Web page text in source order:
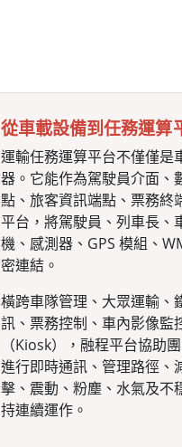
從車載設備到任務運算
運輸任務運算平台不僅僅是
器。它能作為駕駛員介面、
點、旅客資訊端點、票務終
平台，將駕駛員、列車長、
機、感測器、GPS 模組、
密連結。
橫跨車隊管理、大眾運輸、
訊、票務控制、車內影像監
（Kiosk），融程平台協助
進行即時通訊、管理路徑、
擊、震動、粉塵、水氣及不
持連續運作。